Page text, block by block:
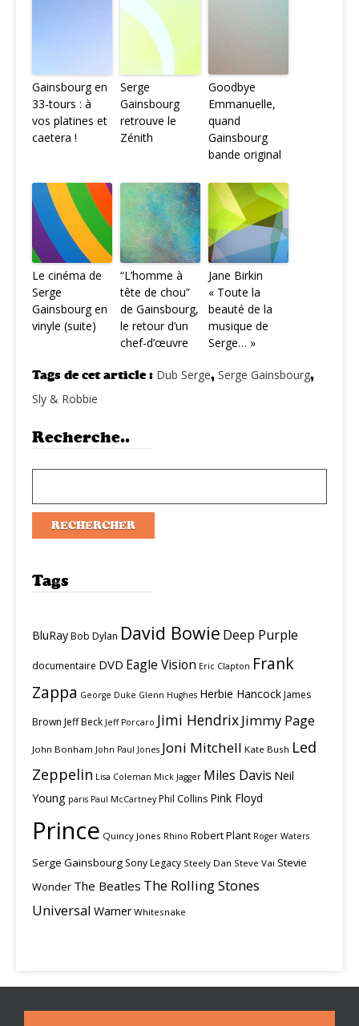
Gainsbourg en
33-tours : à
vos platines et
caetera !
Serge
Gainsbourg
retrouve le
Zénith
Goodbye
Emmanuelle,
quand
Gainsbourg
bande original
Le cinéma de
Serge
Gainsbourg en
vinyle (suite)
“L’homme à
tête de chou”
de Gainsbourg,
le retour d’un
chef-d’œuvre
Jane Birkin
« Toute la
beauté de la
musique de
Serge… »
Tags de cet article : Dub Serge, Serge Gainsbourg,
Sly & Robbie
Recherche..
Tags
BluRayBob Dylan David Bowie Deep Purple
documentaire DVD Eagle Vision Eric Clapton Frank
Zappa George Duke Glenn Hughes Herbie HancockJames
Brown Jeff Beck Jeff Porcaro Jimi HendrixJimmy Page
John Bonham John Paul Jones Joni Mitchell Kate Bush Led
Zeppelin Lisa Coleman Mick Jagger Miles Davis Neil
Young paris Paul McCartney Phil Collins Pink Floyd
Prince Quincy Jones Rhino Robert Plant Roger Waters
Serge Gainsbourg Sony Legacy Steely Dan Steve Vai Stevie
Wonder The Beatles The Rolling Stones
Universal Warner Whitesnake